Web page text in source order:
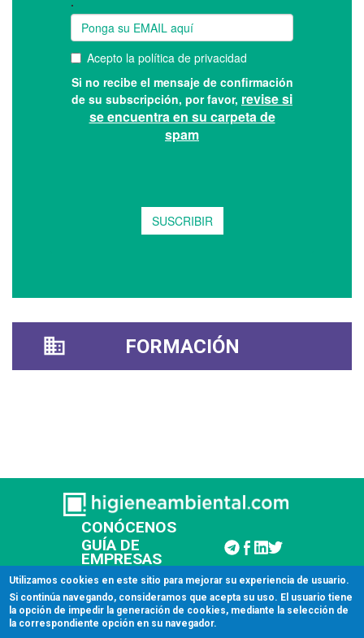
FORMACIÓN
CONÓCENOS
GUÍA DE
EMPRESAS
CONTACTAR
© 2026 Higiene Ambiental
Utilizamos cookies en este sitio para mejorar su experiencia de usuario.
Si continúa navegando, consideramos que acepta su uso. El usuario tiene
la opción de impedir la generación de cookies, mediante la selección de
la correspondiente opción en su navegador.